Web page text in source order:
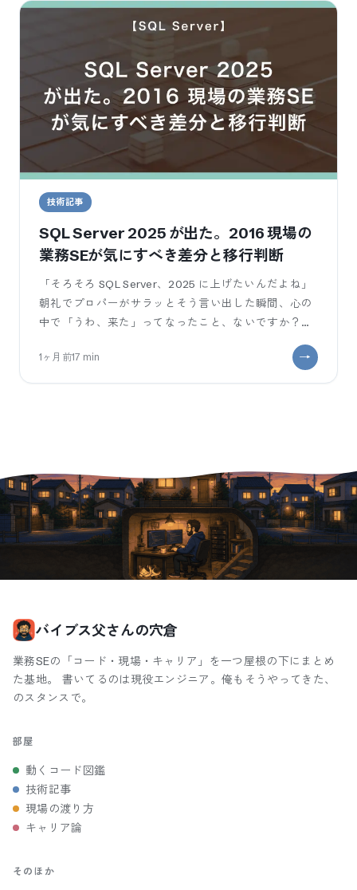
技術記事
SQL Server 2025 が出た。2016 現場の
業務SEが気にすべき差分と移行判断
「そろそろ SQL Server、2025 に上げたいんだよね」
朝礼でプロパーがサラッとそう言い出した瞬間、心の
中で「うわ、来た」ってなったこと、ないですか？？
1ヶ月前17 min
バイブス父さんの穴倉
業務SEの「コード・現場・キャリア」を一つ屋根の下にまとめ
た基地。 書いてるのは現役エンジニア。俺もそうやってきた、
のスタンスで。
部屋
動くコード図鑑
技術記事
現場の渡り方
キャリア論
そのほか